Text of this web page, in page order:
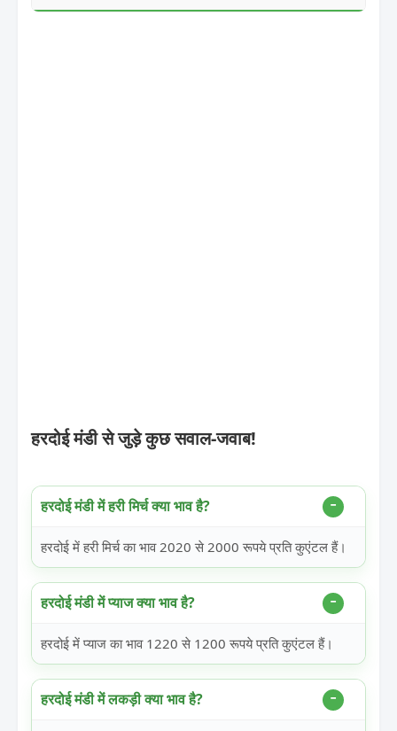
हरदोई मंडी से जुड़े कुछ सवाल-जवाब!
हरदोई मंडी में हरी मिर्च क्या भाव है?
हरदोई में हरी मिर्च का भाव 2020 से 2000 रूपये प्रति कुएंटल हैं।
हरदोई मंडी में प्याज क्या भाव है?
हरदोई में प्याज का भाव 1220 से 1200 रूपये प्रति कुएंटल हैं।
हरदोई मंडी में लकड़ी क्या भाव है?